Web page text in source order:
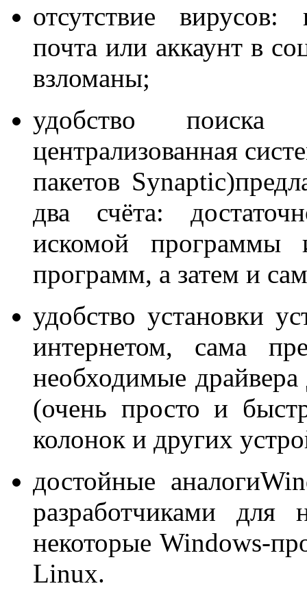
отсутствие вирусов:
почта или аккаунт в
взломаны;
удобство
централизованная
пакетов
два счёта:
искомой программы
программ, а затем и
удобство установки
интернетом, сама
необходимые
(очень просто и
колонок и других
достойные
разработчиками для
некоторые Windows-
Linux.